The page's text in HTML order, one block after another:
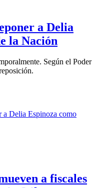
a Delia
la Nación
Según el Poder
a fiscales